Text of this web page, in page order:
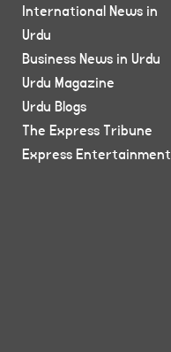
International News in
Urdu
Business News in Urdu
Urdu Magazine
Urdu Blogs
The Express Tribune
Express Entertainment